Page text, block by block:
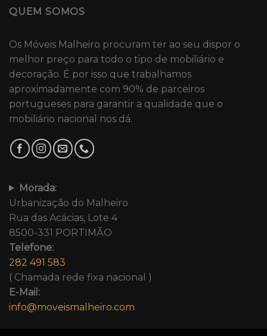
QUEM SOMOS
Os Móveis Malheiro procuram ter ao seu dispor o
melhor preço para todo o tipo de mobiliário e
decoração. É por isso que trabalhamos
aproximadamente com 90% de parceiros
portugueses para garantir a qualidade que o
mobiliário nacional nos dá.
Morada:
Urbanização do Malheiro
Rua das Acácias, Lote 4
8500-331 PORTIMÃO
Telefone:
282 491 583
( Chamada rede fixa nacional )
E-Mail:
info@moveismalheiro.com